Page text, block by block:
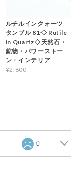
ルチルインクォーツ
タンブル 81◇ Rutile
in Quartz◇天然石・
鉱物・パワーストー
ン・インテリア
¥2,800
0